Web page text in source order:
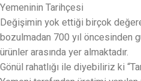
Yemeninin Tarihçesi
Değişimin yok ettiği birçok
bozulmadan 700 yıl öncesinden
ürünler arasında yer almaktadır.
Gönül rahatlığı ile diyebiliriz ki